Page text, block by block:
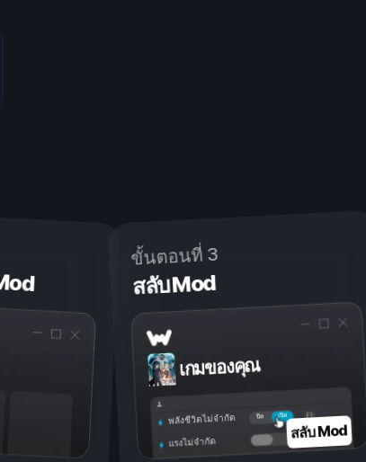
ขั้นตอนที่ 3
สลับ Mod
เกมของคุณ
เปิด
ปิด
พลังชีวิตไม่จำกัด
แรงไม่จำกัด สลับ Mod